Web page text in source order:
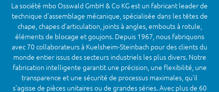
La société mbo Osswald GmbH & Co KG est un fabricant leader de
technique d'assemblage mécanique, spécialisée dans les têtes de
chape, chapes d’articulation, joints à angles, embouts à rotule,
éléments de blocage et goujons. Depuis 1967, nous fabriquons
avec 70 collaborateurs à Kuelsheim-Steinbach pour des clients du
monde entier issus des secteurs industriels les plus divers. Notre
fabrication intelligente garantit une précision, une flexibilité, une
transparence et une sécurité de processus maximales, qu’il
s’agisse de pièces unitaires ou de grandes séries. Avec plus de 60